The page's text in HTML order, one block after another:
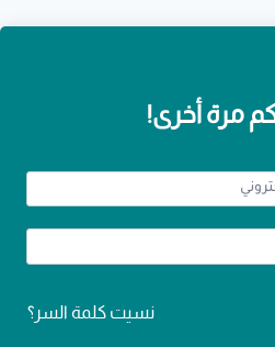
مرة أخرى!
نسيت كلمة السر؟